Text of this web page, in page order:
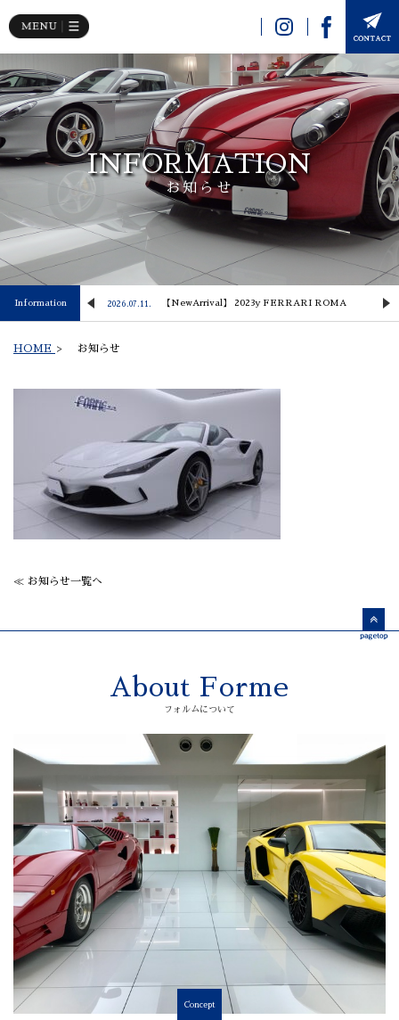
INFORMATION
お知らせ
Information
Lusso 2026.07.11. 【NewArrival】 2023y FERRARI ROMA
HOME > お知らせ
≪ お知らせ一覧へ
About Forme
フォルムについて
Concept